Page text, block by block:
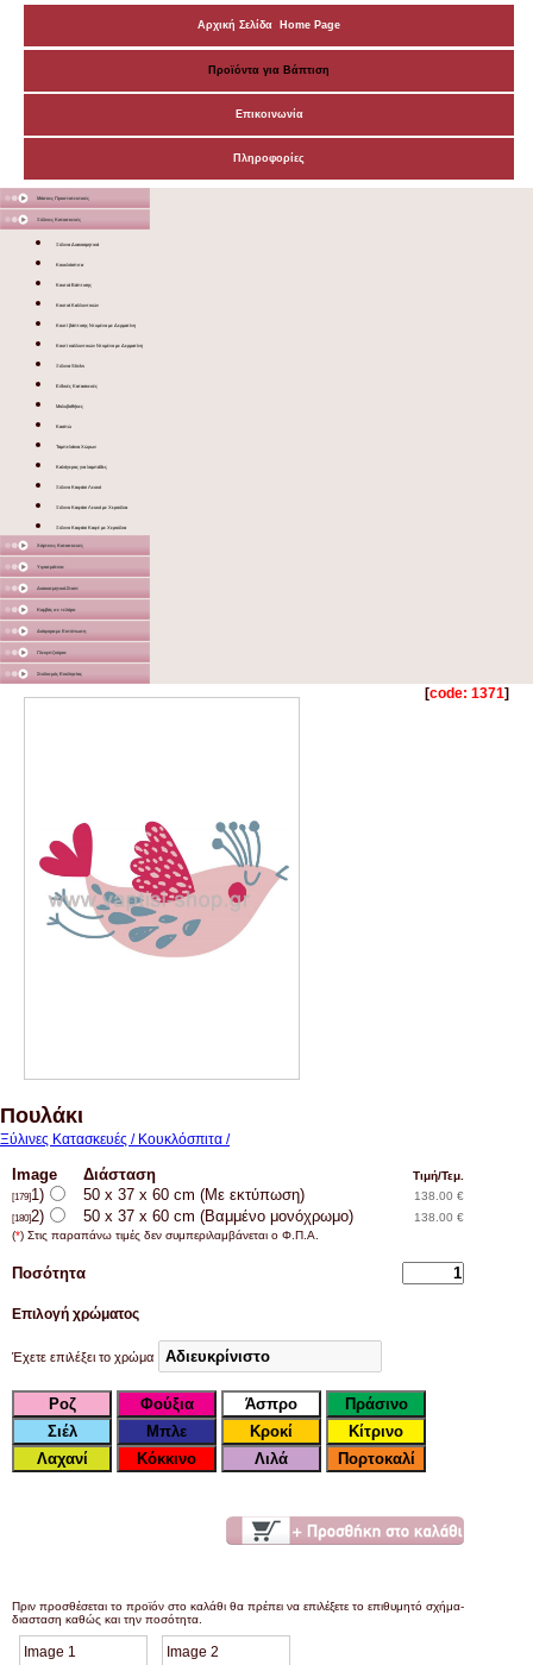
Αρχική Σελίδα Home Page
Προϊόντα για Βάπτιση
Επικοινωνία
Πληροφορίες
Μάσκες Προστατευτικές
Ξύλινες Κατασκευές
Ξύλινα Διακοσμητικά
Κουκλόσπιτα
Κουτιά Βάπτισης
Κουτιά Καλλυντικών
Κουτί βάπτισης Ντυμένο με Δερματίνη
Κουτί καλλυντικών Ντυμένο με Δερματίνη
Ξύλινα Sticks
Ειδικές Κατασκευές
Μολυβοθήκες
Κασπώ
Ταμπελάκια Χώρων
Καλόγερος για λαμπάδες
Ξύλινο Καφάσι Λευκό
Ξύλινο Καφάσι Λευκό με Χερούλια
Ξύλινο Καφάσι Καφέ με Χερούλια
Χάρτινες Κατασκευές
Υφασμάτινα
Διακοσμητικά Σταντ
Καμβάς σε τελάρο
Διάφορα με Εκτύπωση
Γλειφιτζούρια
Στολισμός Εκκλησίας
[code: 1371]
Πουλάκι
Ξύλινες Κατασκευές / Κουκλόσπιτα /
Image Διάσταση Τιμή/Τεμ.
[179] 1) 50 x 37 x 60 cm (Με εκτύπωση) 138.00 €
[180]2) 50 x 37 x 60 cm (Βαμμένο μονόχρωμο)
138.00 €
(*) Στις παραπάνω τιμές δεν συμπεριλαμβάνεται ο Φ.Π.Α.
Ποσότητα
Επιλογή χρώματος
Έχετε επιλέξει το χρώμα
Πριν προσθέσεται το προϊόν στο καλάθι θα πρέπει να επιλέξετε το επιθυμητό σχήμα-
διασταση καθώς και την ποσότητα.
Image 1 Image 2